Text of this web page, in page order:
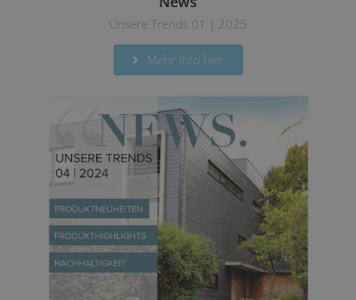
Unsere Trends 01 | 2025
Mehr Info hier